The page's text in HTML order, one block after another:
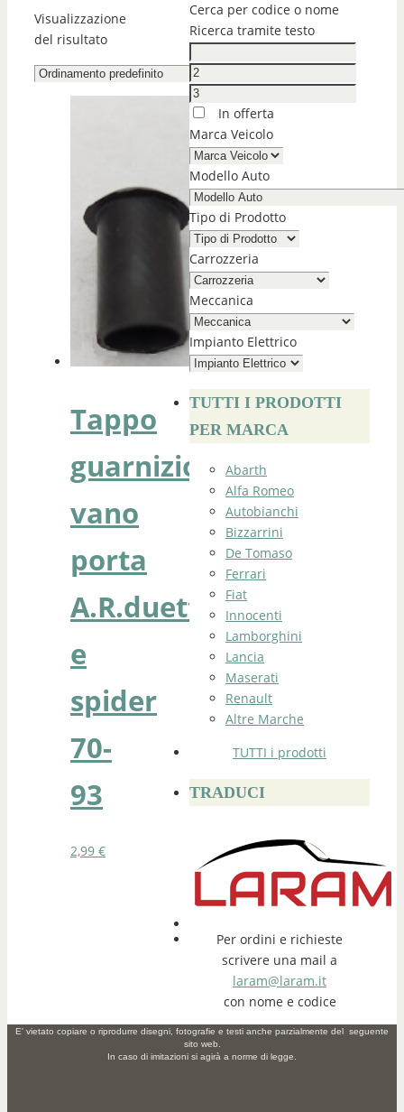
Visualizzazione
del risultato
Tappo
guarnizione
vano
porta
A.R.duetto
e
spider
70-
93
2,99 €
Cerca per codice o nome
Ricerca tramite testo
In offerta
Marca Veicolo
Modello Auto
Tipo di Prodotto
Carrozzeria
Meccanica
Impianto Elettrico
TUTTI I PRODOTTI
PER MARCA
Abarth
Alfa Romeo
Autobianchi
Bizzarrini
De Tomaso
Ferrari
Fiat
Innocenti
Lamborghini
Lancia
Maserati
Renault
Altre Marche
TUTTI i prodotti
TRADUCI
Per ordini e richieste
scrivere una mail a
laram@laram.it
con nome e codice
E' vietato copiare o riprodurre disegni, fotografie e testi anche parzialmente del seguente
sito web.
In caso di imitazioni si agirà a norme di legge.